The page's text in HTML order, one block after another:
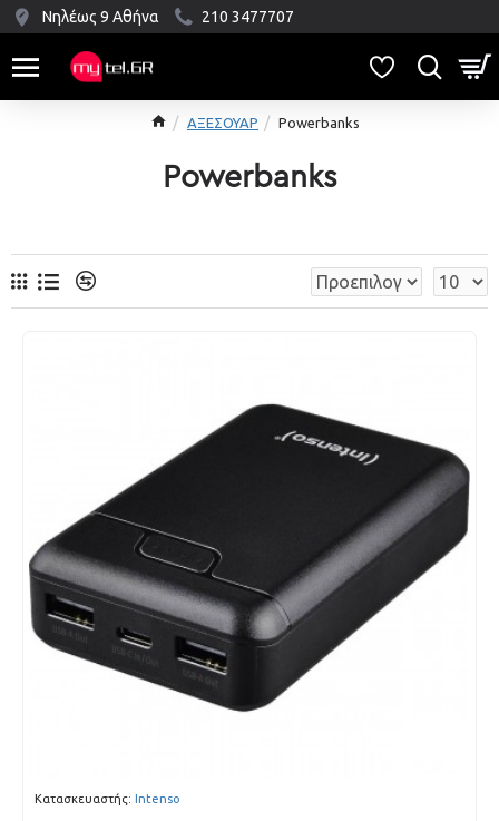
Νηλέως 9 Αθήνα 210 3477707
ΑΞΕΣΟΥΑΡ Powerbanks
Powerbanks
Κατασκευαστής: Intenso